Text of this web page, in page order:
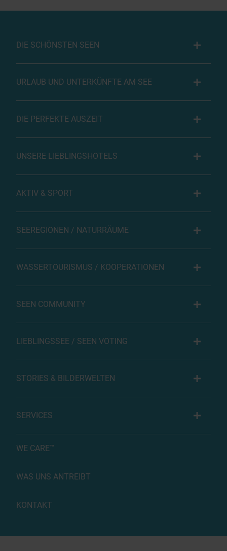
DIE SCHÖNSTEN SEEN
URLAUB UND UNTERKÜNFTE AM SEE
DIE PERFEKTE AUSZEIT
UNSERE LIEBLINGSHOTELS
AKTIV & SPORT
SEEREGIONEN / NATURRÄUME
WASSERTOURISMUS / KOOPERATIONEN
SEEN COMMUNITY
LIEBLINGSSEE / SEEN VOTING
STORIES & BILDERWELTEN
SERVICES
WE CARE™
WAS UNS ANTREIBT
KONTAKT